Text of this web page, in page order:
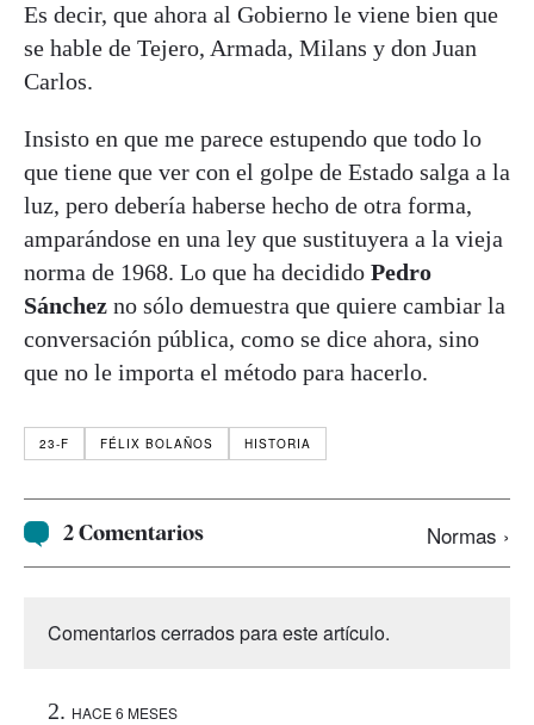
Es decir, que ahora al Gobierno le viene bien que
se hable de Tejero, Armada, Milans y don Juan
Carlos.
Insisto en que me parece estupendo que todo lo
que tiene que ver con el golpe de Estado salga a la
luz, pero debería haberse hecho de otra forma,
amparándose en una ley que sustituyera a la vieja
norma de 1968. Lo que ha decidido Pedro
Sánchez no sólo demuestra que quiere cambiar la
conversación pública, como se dice ahora, sino
que no le importa el método para hacerlo.
23-F FÉLIX BOLAÑOS HISTORIA
2 Comentarios Normas ›
Comentarios cerrados para este artículo.
HACE 6 MESES